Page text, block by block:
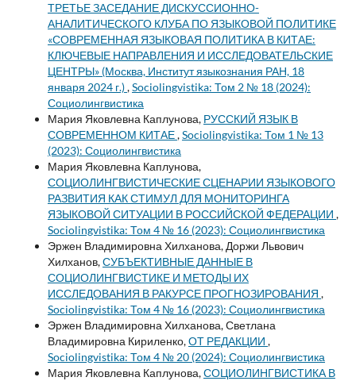
ТРЕТЬЕ ЗАСЕДАНИЕ ДИСКУССИОННО-
АНАЛИТИЧЕСКОГО КЛУБА ПО ЯЗЫКОВОЙ ПОЛИТИКЕ
«СОВРЕМЕННАЯ ЯЗЫКОВАЯ ПОЛИТИКА В КИТАЕ:
КЛЮЧЕВЫЕ НАПРАВЛЕНИЯ И ИССЛЕДОВАТЕЛЬСКИЕ
ЦЕНТРЫ» (Москва, Институт языкознания РАН, 18
января 2024 г.),Sociolingvistika: Том 2 № 18 (2024):
Социолингвистика
Мария Яковлевна Каплунова, РУССКИЙ ЯЗЫК В
СОВРЕМЕННОМ КИТАЕ,Sociolingvistika: Том 1 № 13
(2023): Социолингвистика
Мария Яковлевна Каплунова,
СОЦИОЛИНГВИСТИЧЕСКИЕ СЦЕНАРИИ ЯЗЫКОВОГО
РАЗВИТИЯ КАК СТИМУЛ ДЛЯ МОНИТОРИНГА
ЯЗЫКОВОЙ СИТУАЦИИ В РОССИЙСКОЙ ФЕДЕРАЦИИ ,
Sociolingvistika: Том 4 № 16 (2023): Социолингвистика
Эржен Владимировна Хилханова, Доржи Львович
Хилханов,СУБЪЕКТИВНЫЕ ДАННЫЕ В
СОЦИОЛИНГВИСТИКЕ И МЕТОДЫ ИХ
ИССЛЕДОВАНИЯ В РАКУРСЕ ПРОГНОЗИРОВАНИЯ ,
Sociolingvistika: Том 4 № 16 (2023): Социолингвистика
Эржен Владимировна Хилханова, Светлана
Владимировна Кириленко,ОТ РЕДАКЦИИ ,
Sociolingvistika: Том 4 № 20 (2024): Социолингвистика
Мария Яковлевна Каплунова,СОЦИОЛИНГВИСТИКА В